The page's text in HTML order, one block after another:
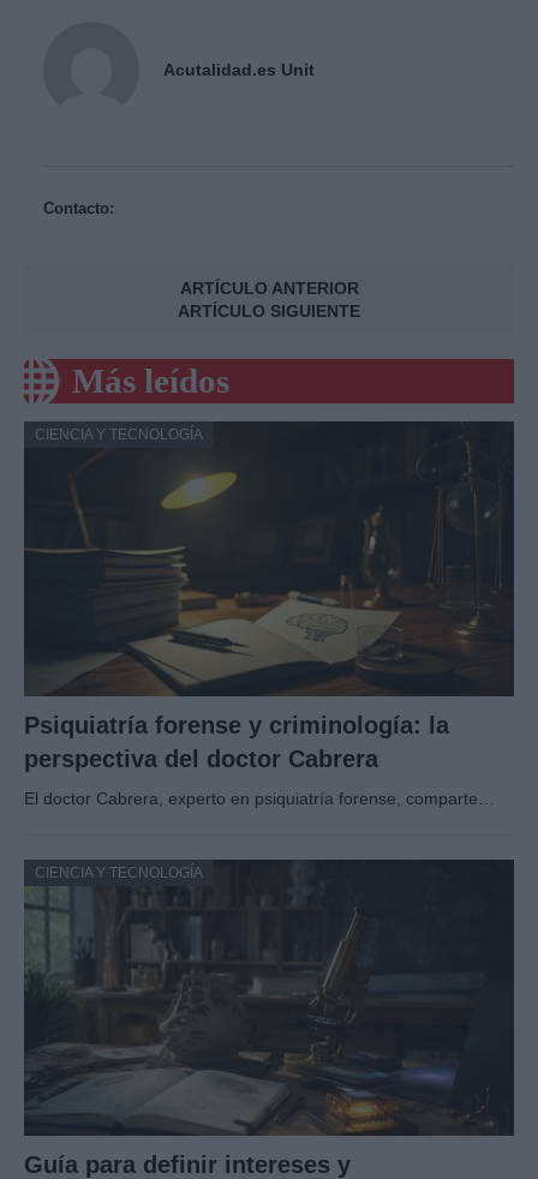
Acutalidad.es Unit
Contacto:
ARTÍCULO ANTERIOR
ARTÍCULO SIGUIENTE
Más leídos
CIENCIA Y TECNOLOGÍA
Psiquiatría forense y criminología: la
perspectiva del doctor Cabrera
El doctor Cabrera, experto en psiquiatría forense, comparte…
CIENCIA Y TECNOLOGÍA
Guía para definir intereses y